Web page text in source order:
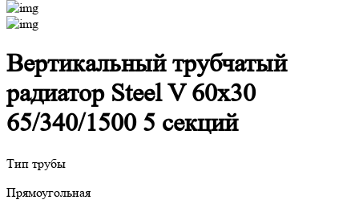
Вертикальный трубчатый
радиатор Steel V 60х30
65/340/1500 5 секций
Тип трубы
Прямоугольная